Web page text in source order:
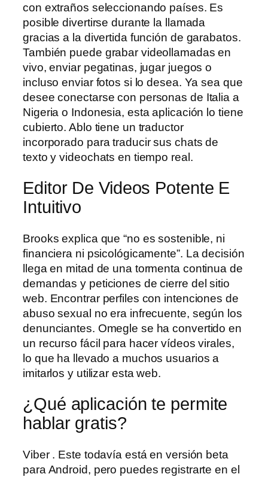
con extraños seleccionando países. Es
posible divertirse durante la llamada
gracias a la divertida función de garabatos.
También puede grabar videollamadas en
vivo, enviar pegatinas, jugar juegos o
incluso enviar fotos si lo desea. Ya sea que
desee conectarse con personas de Italia a
Nigeria o Indonesia, esta aplicación lo tiene
cubierto. Ablo tiene un traductor
incorporado para traducir sus chats de
texto y videochats en tiempo real.
Editor De Videos Potente E
Intuitivo
Brooks explica que “no es sostenible, ni
financiera ni psicológicamente”. La decisión
llega en mitad de una tormenta continua de
demandas y peticiones de cierre del sitio
web. Encontrar perfiles con intenciones de
abuso sexual no era infrecuente, según los
denunciantes. Omegle se ha convertido en
un recurso fácil para hacer vídeos virales,
lo que ha llevado a muchos usuarios a
imitarlos y utilizar esta web.
¿Qué aplicación te permite
hablar gratis?
Viber . Este todavía está en versión beta
para Android, pero puedes registrarte en el